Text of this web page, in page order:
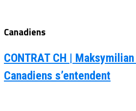
Canadiens
CONTRAT CH |
Canadiens s’entendent